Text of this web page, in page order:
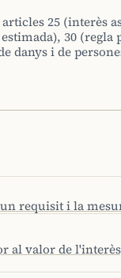
25 (interès
30
danys i de
requisit i la
al valor de